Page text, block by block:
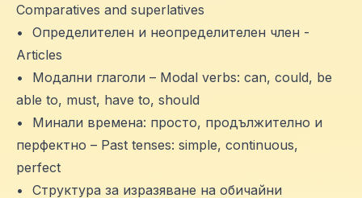
Comparatives and superlatives
•
Определителен и неопределителен член -
Articles
•
Модални глаголи – Modal verbs: can, could, be
able to, must, have to, should
•
Минали времена: просто, продължително и
перфектно – Past tenses: simple, continuous,
perfect
•
Структура за изразяване на обичайни